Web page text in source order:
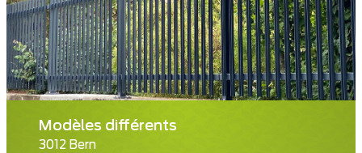
Modèles différents
3012 Bern